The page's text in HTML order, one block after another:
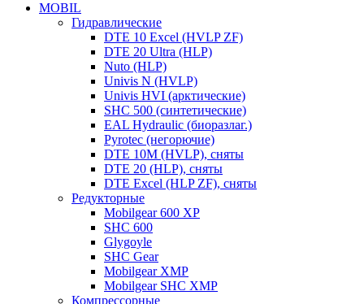
MOBIL
Гидравлические
DTE 10 Excel (HVLP ZF)
DTE 20 Ultra (HLP)
Nuto (HLP)
Univis N (HVLP)
Univis HVI (арктические)
SHC 500 (синтетические)
EAL Hydraulic (биоразлаг.)
Pyrotec (негорючие)
DTE 10M (HVLP), сняты
DTE 20 (HLP), сняты
DTE Excel (HLP ZF), сняты
Редукторные
Mobilgear 600 XP
SHC 600
Glygoyle
SHC Gear
Mobilgear XMP
Mobilgear SHC XMP
Компрессорные